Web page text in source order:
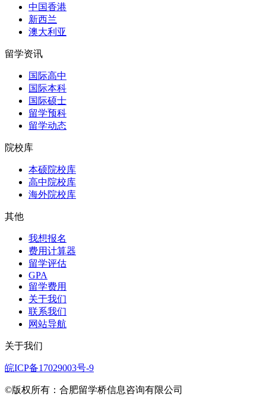
中国香港
新西兰
澳大利亚
留学资讯
国际高中
国际本科
国际硕士
留学预科
留学动态
院校库
本硕院校库
高中院校库
海外院校库
其他
我想报名
费用计算器
留学评估
GPA
留学费用
关于我们
联系我们
网站导航
关于我们
皖ICP备17029003号-9
©版权所有：合肥留学桥信息咨询有限公司